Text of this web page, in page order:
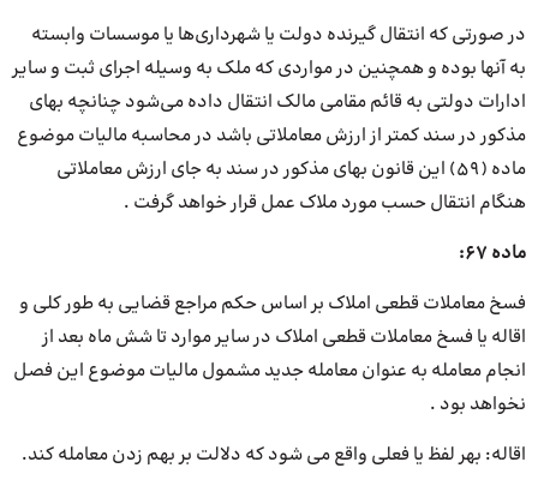
در صورتی که انتقال گیرنده دولت یا شهرداری‌ها یا موسسات وابسته
به آنها بوده و همچنین در مواردی که ملک به وسیله اجرای ثبت و سایر
ادارات دولتی به قائم مقامی مالک انتقال داده می‌شود چنانچه بهای
مذکور در سند کمتر از ارزش معاملاتی باشد در محاسبه مالیات موضوع
ماده (59) این قانون بهای مذکور در سند به جای ارزش معاملاتی
هنگام انتقال حسب مورد ملاک عمل قرار خواهد گرفت .
ماده 67:
فسخ معاملات قطعی املاک بر اساس حکم مراجع قضایی به طور کلی و
اقاله یا فسخ معاملات قطعی املاک در سایر موارد تا شش ماه بعد از
انجام معامله به عنوان معامله جدید مشمول مالیات موضوع این فصل
نخواهد بود .
اقاله: بهر لفظ یا فعلی واقع می شود که دلالت بر بهم زدن معامله کند.